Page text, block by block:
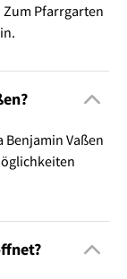
Zum Pfarrgarten
Vaßen